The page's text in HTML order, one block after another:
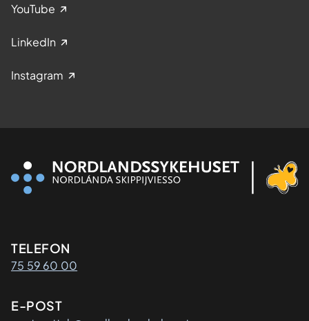
YouTube
LinkedIn
Instagram
Kontaktinformasjon
TELEFON
75 59 60 00
E-POST